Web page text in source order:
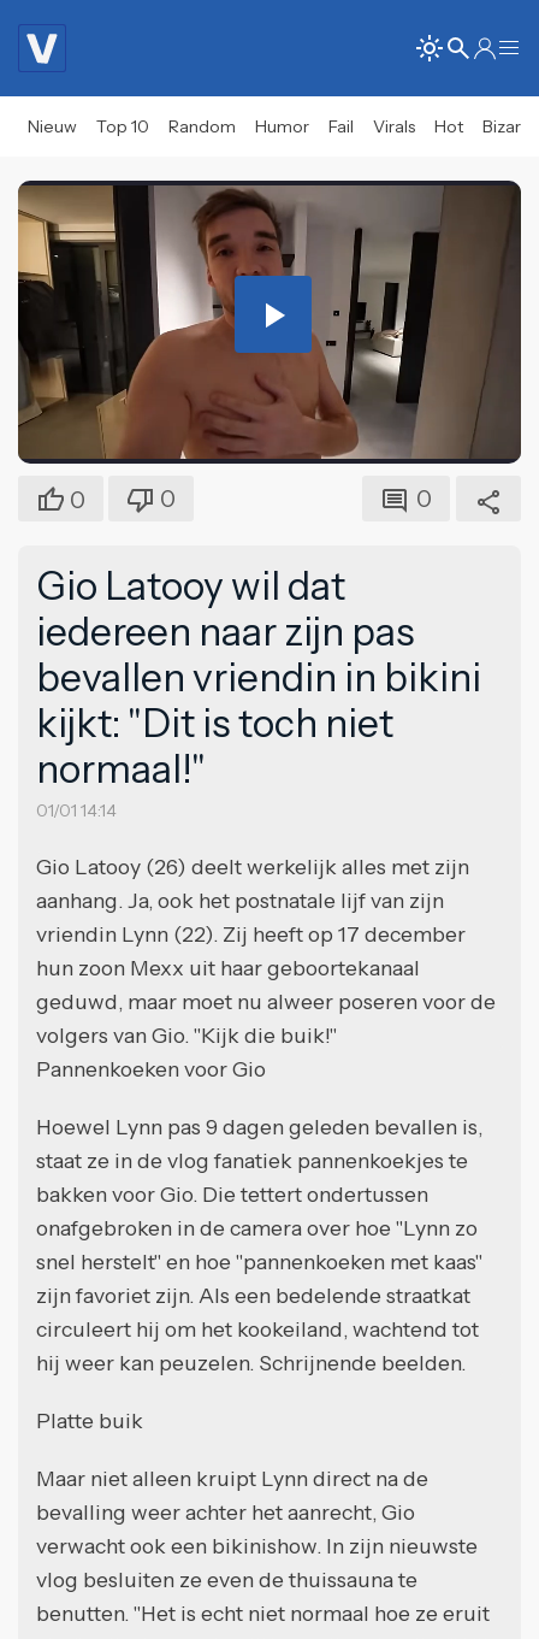
Nieuw Top 10 Random Humor Fail Virals Hot Bizar
Play
Video
0 0 0
Gio Latooy wil dat
iedereen naar zijn pas
bevallen vriendin in bikini
kijkt: "Dit is toch niet
normaal!"
01/01 14:14
Gio Latooy (26) deelt werkelijk alles met zijn
aanhang. Ja, ook het postnatale lijf van zijn
vriendin Lynn (22). Zij heeft op 17 december
hun zoon Mexx uit haar geboortekanaal
geduwd, maar moet nu alweer poseren voor de
volgers van Gio. "Kijk die buik!"
Pannenkoeken voor Gio
Hoewel Lynn pas 9 dagen geleden bevallen is,
staat ze in de vlog fanatiek pannenkoekjes te
bakken voor Gio. Die tettert ondertussen
onafgebroken in de camera over hoe "Lynn zo
snel herstelt" en hoe "pannenkoeken met kaas"
zijn favoriet zijn. Als een bedelende straatkat
circuleert hij om het kookeiland, wachtend tot
hij weer kan peuzelen. Schrijnende beelden.
Platte buik
Maar niet alleen kruipt Lynn direct na de
bevalling weer achter het aanrecht, Gio
verwacht ook een bikinishow. In zijn nieuwste
vlog besluiten ze even de thuissauna te
benutten. "Het is echt niet normaal hoe ze eruit